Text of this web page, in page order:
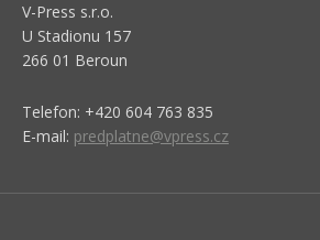
V-Press s.r.o.
U Stadionu 157
266 01 Beroun
Telefon: +420 604 763 835
E-mail: predplatne@vpress.cz